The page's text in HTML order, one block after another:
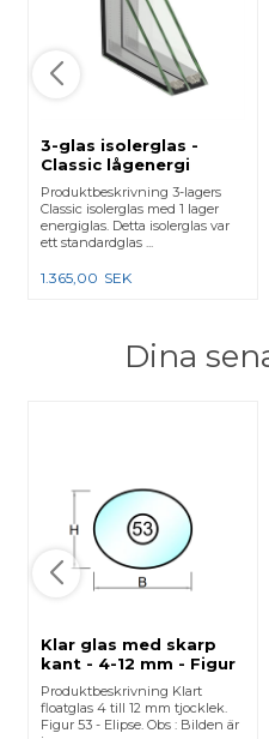
3-glas isolerglas -
Classic lågenergi
Produktbeskrivning 3-lagers
Classic isolerglas med 1 lager
energiglas. Detta isolerglas var
ett standardglas ...
1.365,00 SEK
Dina
Klar glas med skarp
kant - 4-12 mm - Figur
53
Produktbeskrivning Klart
floatglas 4 till 12 mm tjocklek.
Figur 53 - Elipse. Obs : Bilden är